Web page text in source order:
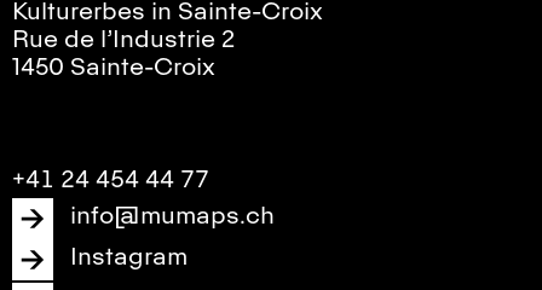
Kulturerbes in Sainte-Croix
Rue de l’Industrie 2
1450 Sainte-Croix
+41 24 454 44 77
info@mumaps.ch
Instagram